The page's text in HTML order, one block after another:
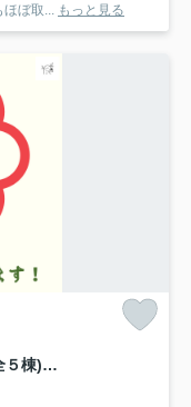
ぼ取...
もっと見る
【新築平屋】大泉町仙石第6 ５号棟(全５棟) リーブルガーデン 新築建売分譲